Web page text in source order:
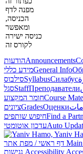
מפנה לדף
הכניסה,
ומאפשר
כניסה ישירה
לקורס זה
הודעותAnnouncements
מידע כלליGeneral Info
סילבוסSyllabusСилабус
סגלStaffПреподаватели
חומר המקצועCourse
ציוניםGradesОценки
חיפוש שותפיםFind a
עדכון אוטומטיAuto
Accessibility